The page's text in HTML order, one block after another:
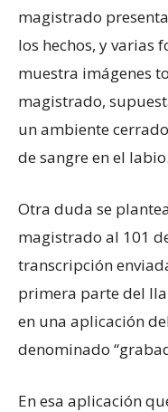
magistrado
los hechos, y varias
muestra imágenes
magistrado,
un ambiente
de sangre en el labio.
Otra duda se
magistrado al 101
transcripción
primera parte del
en una aplicación
denominado
En esa aplicación